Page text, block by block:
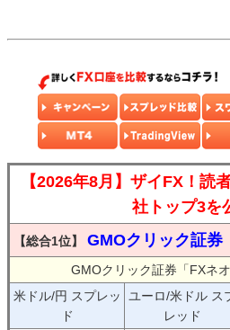
【2026年8月】ザイFX！読
社トップ3を
【総合1位】 GMOクリック証券
GMOクリック証券「FXネ
米ドル/円 スプレッ
ド
ユーロ/米ドル ス
レッド